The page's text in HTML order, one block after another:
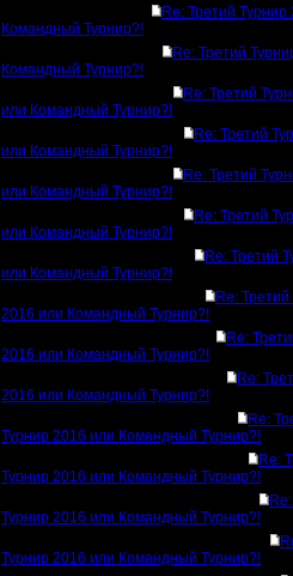
Re: Третий
Командный Турнир?!
Re: Третий
Командный Турнир?!
Re: Третий
или Командный Турнир?!
Re: Третий
или Командный Турнир?!
Re: Третий
или Командный Турнир?!
Re: Третий
или Командный Турнир?!
Re: Третий
или Командный Турнир?!
Re:
2016 или Командный Турнир?!
Re:
2016 или Командный Турнир?!
Re:
2016 или Командный Турнир?!
Re:
Турнир 2016 или Командный Турнир?!
Re:
Турнир 2016 или Командный Турнир?!
Турнир 2016 или Командный Турнир?!
Турнир 2016 или Командный Турнир?!